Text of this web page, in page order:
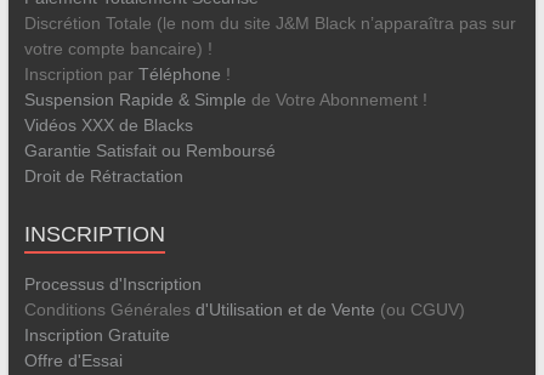
Discrétion Totale (le nom du site J&M Black n’apparaîtra pas sur
votre compte bancaire) !
Inscription par Téléphone !
Suspension Rapide & Simple de Votre Abonnement !
Vidéos XXX de Blacks
Garantie Satisfait ou Remboursé
Droit de Rétractation
INSCRIPTION
Processus d'Inscription
Conditions Générales d'Utilisation et de Vente (ou CGUV)
Inscription Gratuite
Offre d'Essai